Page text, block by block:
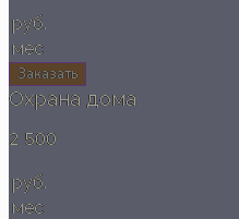
руб.
мес
Заказать
Охрана дома
2 500
руб.
мес